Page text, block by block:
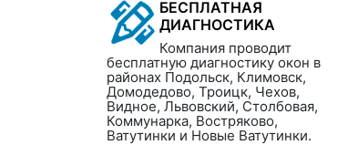
БЕСПЛАТНАЯ
ДИАГНОСТИКА
Компания проводит
бесплатную диагностику окон в
районах Подольск, Климовск,
Домодедово, Троицк, Чехов,
Видное, Львовский, Столбовая,
Коммунарка, Востряково,
Ватутинки и Новые Ватутинки.